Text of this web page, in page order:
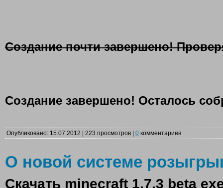
Создание почти завершено!
Создание завершено! Осталось
Опубликовано: 15.07.2012 | 223 просмотров | 0 комментариев
О новой системе
Скачать minecraft 1.7.3 beta